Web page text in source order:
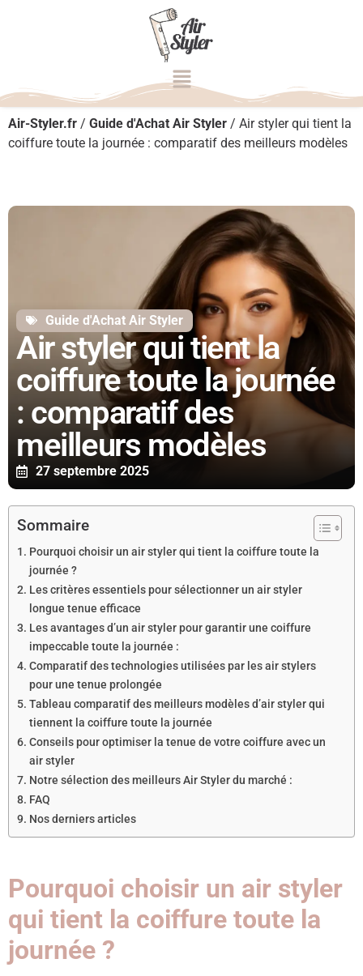
Air-Styler.fr / Guide d'Achat Air Styler / Air styler qui tient la
coiffure toute la journée : comparatif des meilleurs modèles
Guide d'Achat Air Styler
Air styler qui tient la
coiffure toute la journée
: comparatif des
meilleurs modèles
27 septembre 2025
Sommaire
Pourquoi choisir un air styler qui tient la coiffure toute la
journée ?
Les critères essentiels pour sélectionner un air styler
longue tenue efficace
Les avantages d’un air styler pour garantir une coiffure
impeccable toute la journée :
Comparatif des technologies utilisées par les air stylers
pour une tenue prolongée
Tableau comparatif des meilleurs modèles d’air styler qui
tiennent la coiffure toute la journée
Conseils pour optimiser la tenue de votre coiffure avec un
air styler
Notre sélection des meilleurs Air Styler du marché :
FAQ ​
Nos derniers articles
Pourquoi choisir un air styler
qui tient la coiffure toute la
journée ?